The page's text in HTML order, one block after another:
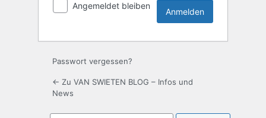
Angemeldet bleiben
Passwort vergessen?
← Zu VAN SWIETEN BLOG – Infos und
News